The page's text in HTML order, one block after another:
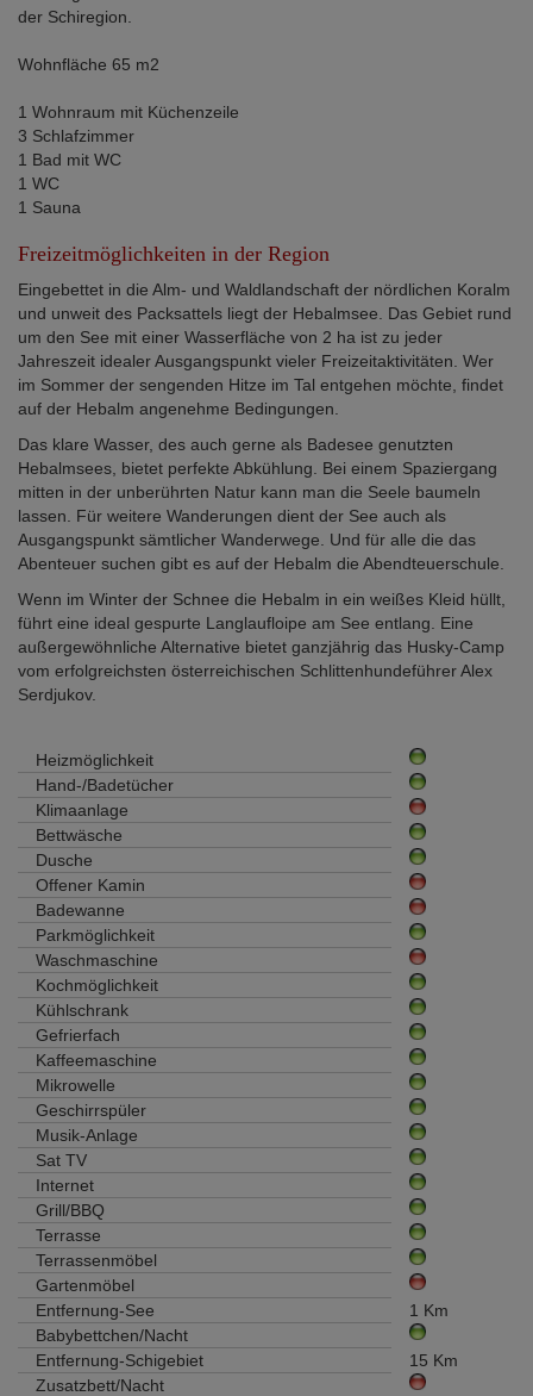
der Schiregion.
Wohnfläche 65 m2
1 Wohnraum mit Küchenzeile
3 Schlafzimmer
1 Bad mit WC
1 WC
1 Sauna
Freizeitmöglichkeiten in der Region
Eingebettet in die Alm- und Waldlandschaft der nördlichen Koralm
und unweit des Packsattels liegt der Hebalmsee. Das Gebiet rund
um den See mit einer Wasserfläche von 2 ha ist zu jeder
Jahreszeit idealer Ausgangspunkt vieler Freizeitaktivitäten. Wer
im Sommer der sengenden Hitze im Tal entgehen möchte, findet
auf der Hebalm angenehme Bedingungen.
Das klare Wasser, des auch gerne als Badesee genutzten
Hebalmsees, bietet perfekte Abkühlung. Bei einem Spaziergang
mitten in der unberührten Natur kann man die Seele baumeln
lassen. Für weitere Wanderungen dient der See auch als
Ausgangspunkt sämtlicher Wanderwege. Und für alle die das
Abenteuer suchen gibt es auf der Hebalm die Abendteuerschule.
Wenn im Winter der Schnee die Hebalm in ein weißes Kleid hüllt,
führt eine ideal gespurte Langlaufloipe am See entlang. Eine
außergewöhnliche Alternative bietet ganzjährig das Husky-Camp
vom erfolgreichsten österreichischen Schlittenhundeführer Alex
Serdjukov.
Heizmöglichkeit
Hand-/Badetücher
Klimaanlage
Bettwäsche
Dusche
Offener Kamin
Badewanne
Parkmöglichkeit
Waschmaschine
Kochmöglichkeit
Kühlschrank
Gefrierfach
Kaffeemaschine
Mikrowelle
Geschirrspüler
Musik-Anlage
Sat TV
Internet
Grill/BBQ
Terrasse
Terrassenmöbel
Gartenmöbel
Entfernung-See
1 Km
Babybettchen/Nacht
Entfernung-Schigebiet
15 Km
Zusatzbett/Nacht